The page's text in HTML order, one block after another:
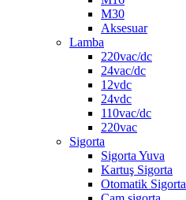
M30
Aksesuar
Lamba
220vac/dc
24vac/dc
12vdc
24vdc
110vac/dc
220vac
Sigorta
Sigorta Yuva
Kartuş Sigorta
Otomatik Sigorta